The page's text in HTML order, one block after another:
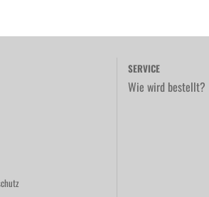
SERVICE
Wie wird bestellt?